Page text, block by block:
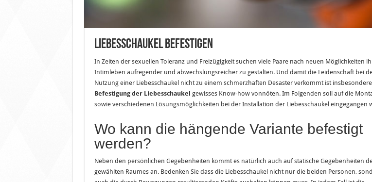
Liebesschaukel befestigen
In Zeiten der sexuellen Toleranz und Freizügigkeit suchen viele Paare nach neuen Möglichkeiten
Intimleben aufregender und abwechslungsreicher zu gestalten. Und damit die Leidenschaft bei
Nutzung einer Liebesschaukel nicht zu einem schmerzhaften Desaster verkommt ist
Befestigung der Liebesschaukel gewisses Know-how vonnöten. Im Folgenden soll auf die
sowie verschiedenen Lösungsmöglichkeiten bei der Installation der Liebesschaukel eingegangen
Wo kann die hängende Variante befestigt
werden?
Neben den persönlichen Gegebenheiten kommt es natürlich auch auf statische Gegebenheiten
gewählten Raumes an. Bedenken Sie dass die Liebesschaukel nicht nur die beiden Personen,